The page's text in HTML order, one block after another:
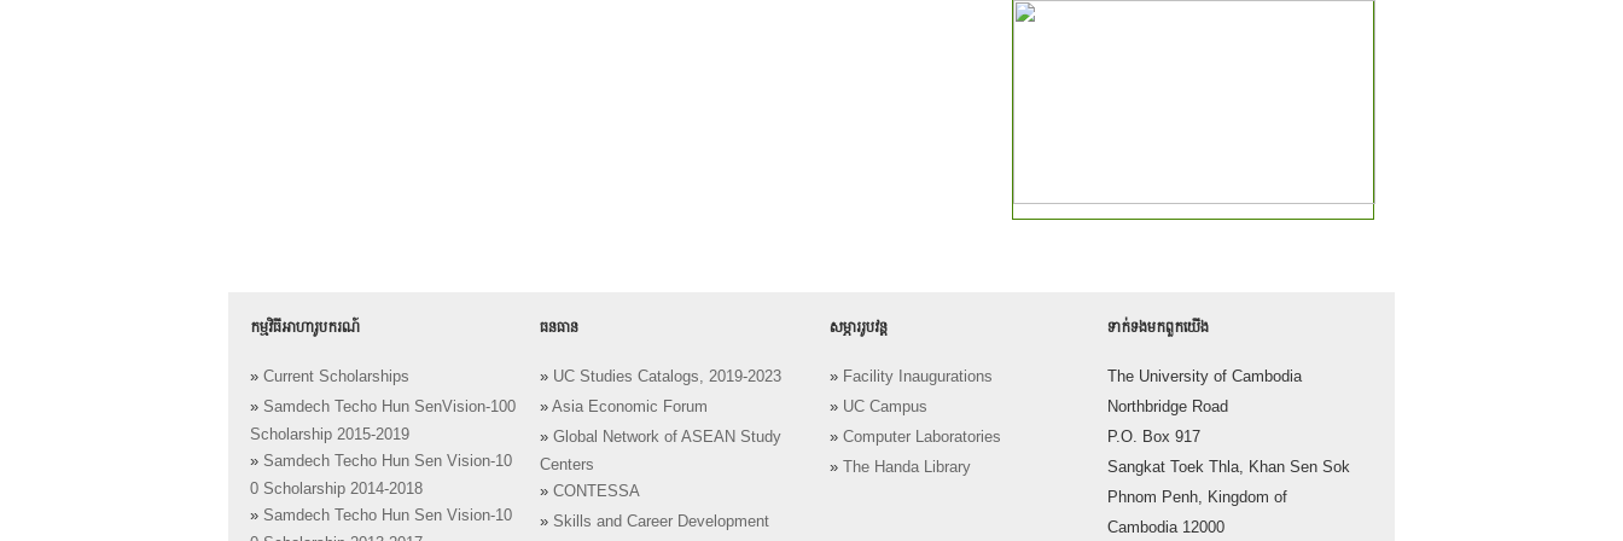
កម្មវិធីអាហារូបករណ៍
» Current Scholarships
» Samdech Techo Hun SenVision-100
Scholarship 2015-2019
» Samdech Techo Hun Sen Vision-10
0 Scholarship 2014-2018
» Samdech Techo Hun Sen Vision-10
ធនធាន
» UC Studies Catalogs, 2019-2023
» Asia Economic Forum
» Global Network of ASEAN Study
Centers
» CONTESSA
» Skills and Career Development
សម្ភាររូបវន្ត
» Facility Inaugurations
» UC Campus
» Computer Laboratories
»
The Handa Library
ទាក់ទង​មក​ពួក​យើង
The University of Cambodia
Northbridge Road
P.O. Box 917
Sangkat Toek Thla, Khan Sen Sok
Phnom Penh, Kingdom of
Cambodia 12000